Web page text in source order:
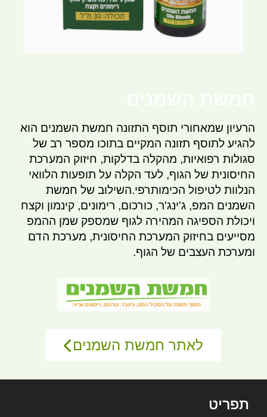
הרעיון שמאחורי תוסף התזונה חמשת השמנים הוא
להגיע לתוסף תזונה המקיים בתוכו מספר רב של
סגולות רפואיות, מהקלה בדלקות, חיזוק המערכת
החיסונית של הגוף, לעד הקלה על תופעות הלוואי
הנלוות לטיפול הכימותרפי.השילוב של חמשת
השמנים המפ, ג'ינג'ר, כורכום, רימונים, קינמון וקצח
ויכולת הספיגה המהירה לגוף שמספק שמן ההמפ
מסייעים בחיזוק המערכת החיסונית, מערכת הדם
ומערכת העצבים של הגוף.
לאתר חמשת השמנים
תפריט